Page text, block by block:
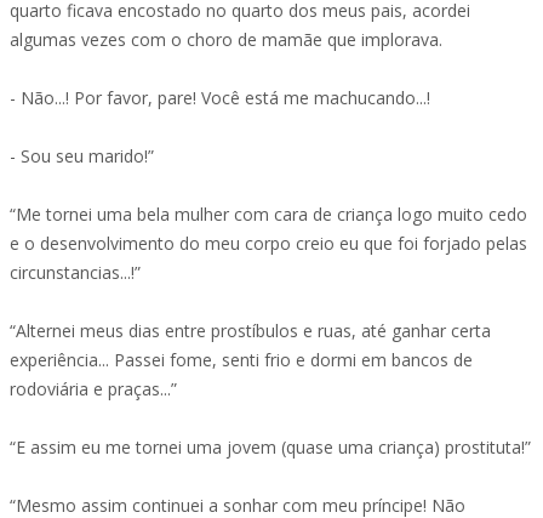
quarto ficava encostado no quarto dos meus pais, acordei
algumas vezes com o choro de mamãe que implorava.
- Não...! Por favor, pare! Você está me machucando...!
- Sou seu marido!”
“Me tornei uma bela mulher com cara de criança logo muito cedo
e o desenvolvimento do meu corpo creio eu que foi forjado pelas
circunstancias...!”
“Alternei meus dias entre prostíbulos e ruas, até ganhar certa
experiência... Passei fome, senti frio e dormi em bancos de
rodoviária e praças...”
“E assim eu me tornei uma jovem (quase uma criança) prostituta!”
“Mesmo assim continuei a sonhar com meu príncipe! Não